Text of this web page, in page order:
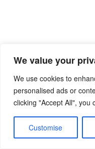
We value your
We use cookies to
personalised ads or
clicking "Accept All", you
Customise